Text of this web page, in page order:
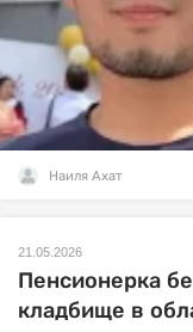
Наиля Ахат
21.05.2026
Пенсионерка
кладбище в